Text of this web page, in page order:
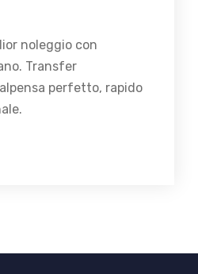
noleggio con
Transfer
perfetto, rapido